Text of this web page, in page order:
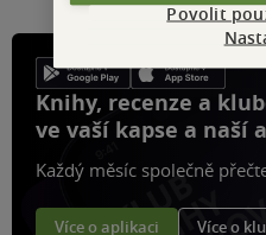
Knihy, recenze a
ve vaší kapse a naší
Každý měsíc společně
Více o aplikaci Více o
Povolit